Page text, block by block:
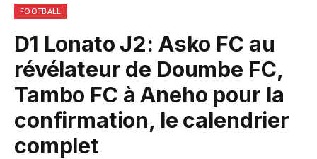
FOOTBALL
D1 Lonato J2: Asko FC au
révélateur de Doumbe FC,
Tambo FC à Aneho pour la
confirmation, le calendrier
complet